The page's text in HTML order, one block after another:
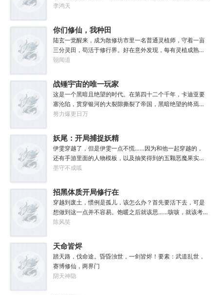
生不再平凡。……女儿平安出生，你获得道果【仙工】女儿
无灾，获得道果【无垢心】女儿三岁，活泼机灵，获得道果
【棋圣】女儿四岁、五岁、六岁…………李澈发现，女儿每长
大一岁，他便可凝聚出一颗道果，加持己身。从此以后，李
澈有了一个朴实无华的愿望。一岁一道果，默默守长生。为
父只想……从老婆孩子热炕头开始，心平气和的守护女儿长
间。
李鸿天
你们修仙，我种田
陆玄一觉醒来，成为散修坊市里一名普通灵植师，守着一亩
三分灵田，苟活于修行界。好在意外发现，每有灵植成熟，
自己便能得到额外奖励。收获剑草一株，获得剑丸一枚。收
焰丹丹方一张。……从此，他便安分守住自家灵田，坐看修
行界风起云涌，沧海桑田。“什么切磋斗法，秘境探索，寻仙
缘，得法宝……通通与我无关！”“我只想安安静静的种田。”
朝闻道
战锤宇宙的唯一玩家
这是一个黑暗且绝望的时代。在第四十二个千年，卡迪亚要
塞沦陷，贯穿银河的大裂隙撕裂了帝国，黑暗绝望的终焉时
代降临。人类的命运似乎已被注定，要在无休止的恐怖战争
失的来到这个世界。“剧情对话什么的最烦人了，统统跳
过。”“我不想知道为什么，我只想大开杀戒。”基里曼：达奇
是个优秀的战士，就是不爱听人话，每次想和他说些什么，
他都要跳过。塔拉辛：我很好奇，他是怎么把恒星敲成一个
个方块的。钛族：对那家伙来说，物理学已经不存在了。恐
孩子抓了，把他们洗得白白净净的，这种羞辱让我悲愤欲
绝。奸奇：一切变化都是命运的一部分，但命运被那个混蛋
给打碎了。色孽：其实达奇已经被我腐化了，但我不敢告诉
他。………………达奇：前面忘了，后面也忘了，总之，让亚
努力爆更日万
妖尾：开局捕捉妖精
女王艾露莎
伊雯穿越了，但是伊雯一点不慌……因为和他一起穿越的，
还有手游里面的人物模板，以及抽奖得到的五颗恶魔果实。
伊雯自认自己可以依靠首充六块得到的特殊体质，以及背包
双眼的伊雯看到了一头绯红色的巨龙。伊雯这才知道，这根
本就不是海贼王，是妖精的尾巴！开局捕捉艾露莎？开局被
艾琳捕捉！
墨守不成呱
招黑体质开局修行在
废土
穿越到废土，惯例是孤儿，该怎么办？首先要活下去，可是
想做到这一点并不容易。饱暖之后就该思……咳咳，就该考
虑怎么变强了，这更不容易。等曲涧磊开始逐渐变强，他意
陈风笑
天命皆烬
踏天路，伐命途。昏昏浊世，一剑皆烬！要素：武道乱世，
赛博修仙，两界门
阴天神隐